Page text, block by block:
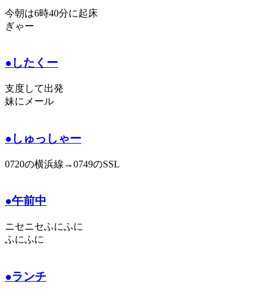
今朝は6時40分に起床
ぎゃー
●したくー
支度して出発
妹にメール
●しゅっしゃー
0720の横浜線→0749のSSL
●午前中
ニセニセふにふに
ふにふに
●ランチ